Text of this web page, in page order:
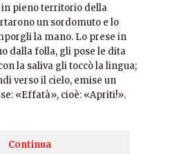
in pieno territorio della
un sordomuto e lo
la mano. Lo prese in
dalla folla, gli pose le dita
la saliva gli toccò la lingua;
verso il cielo, emise un
«Effatà», cioè: «Apriti!».
Continua